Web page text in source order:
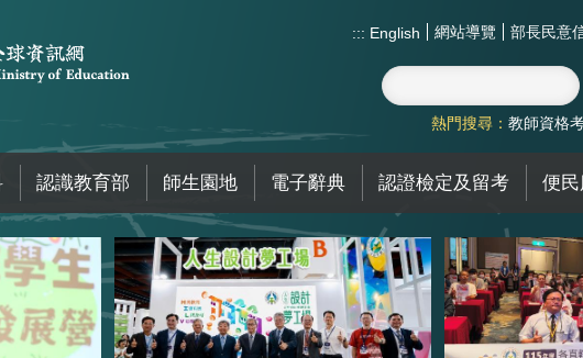
::: English 網站導覽 部長民意
熱門搜尋： 教師資格
認識教育部 師生園地 電子辭典 認證檢定及留考 便